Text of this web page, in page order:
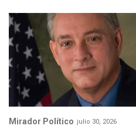
Mirador Político julio 30, 2026